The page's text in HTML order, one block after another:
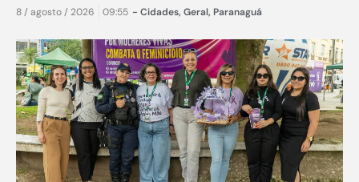
8 / agosto / 2026 09:55 - Cidades, Geral, Paranaguá